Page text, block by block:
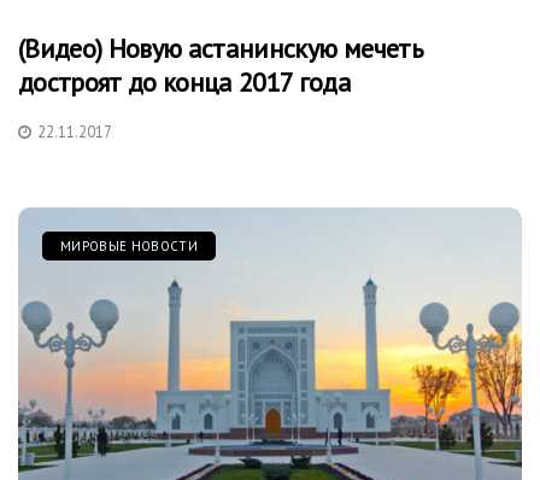
(Видео) Новую астанинскую мечеть
достроят до конца 2017 года
22.11.2017
МИРОВЫЕ НОВОСТИ